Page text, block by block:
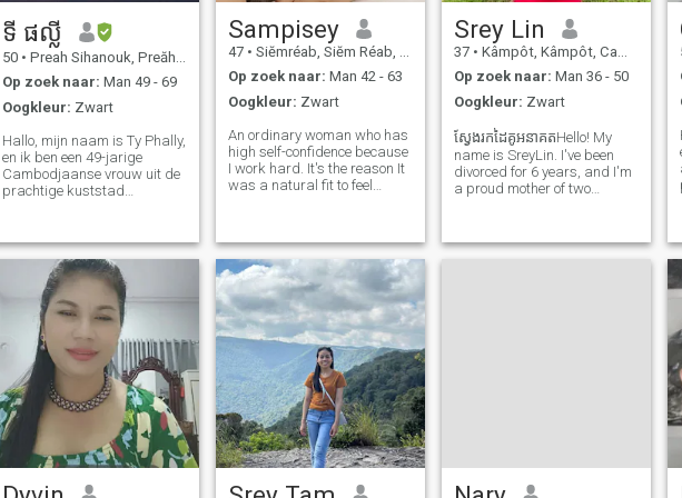
ទី ផល្លី
50 • Preah Sihanouk, Preăh Seihânŭ, Cambodja
Op zoek naar: Man 49 - 69
Oogkleur: Zwart
Hallo, mijn naam is Ty Phally,
en ik ben een 49-jarige
Cambodjaanse vrouw uit de
prachtige kuststad
trotse moeder van drie
prachtige kinderen, twee
dochters en een zoon. Mijn
oudste kind is nu getrouwd
en heeft me de vreugde
gegeven om grootmoeder te
worden. I currently work as a
primary school teacher and
a part-time life insurance
agent. I find great meaning
in guiding others and
helping them plan for their
future. Ik vind veel zin in het
begeleiden van anderen en
plannen. Buiten het werk vind
Sampisey
47 • Siĕmréab, Siĕm Réab, Cambodja
Op zoek naar: Man 42 - 63
Oogkleur: Zwart
An ordinary woman who has
high self-confidence because
I work hard. It's the reason It
was a natural fit to feel
my abusive ex-husband. It
caused me a lot of heartache
and suffering, b
Srey Lin
37 • Kâmpôt, Kâmpôt, Cambodja
Op zoek naar: Man 36 - 50
Oogkleur: Zwart
ស្វែងរកដៃគូអនាគតHello! My
name is SreyLin. I've been
divorced for 6 years, and I'm
a proud mother of two